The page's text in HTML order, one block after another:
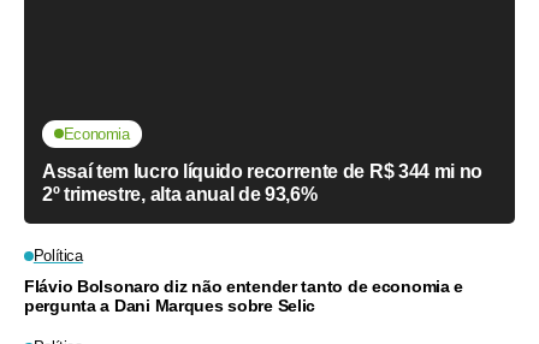
Economia
Assaí tem lucro líquido recorrente de R$ 344 mi no
2º trimestre, alta anual de 93,6%
Política
Flávio Bolsonaro diz não entender tanto de economia e
pergunta a Dani Marques sobre Selic